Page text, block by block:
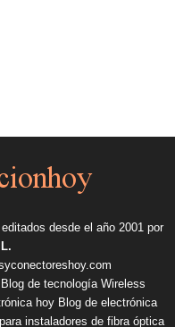
desde el año 2001 por
Blog de tecnología Wireless
hoy Blog de electrónica
instaladores de fibra óptica